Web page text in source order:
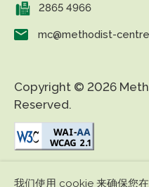
2865 4966
mc@methodist-
Copyright © 2026
Reserved.
我们使用 cookie 来确保您